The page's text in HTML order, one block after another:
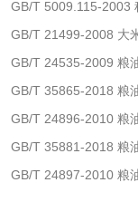
GB/T 5009.115-2003
GB/T 21499-2008 大
GB/T 24535-2009 粮
GB/T 35865-2018 粮
GB/T 24896-2010 粮
GB/T 35881-2018 粮
GB/T 24897-2010 粮